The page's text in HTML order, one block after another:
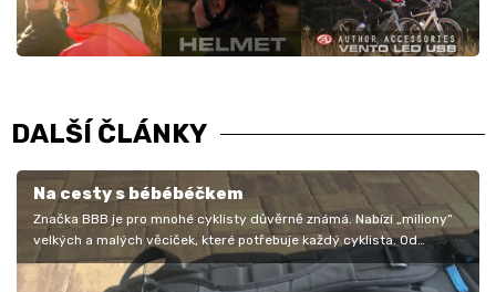
DALŠÍ ČLÁNKY
Na cesty s bébébéčkem
Značka BBB je pro mnohé cyklisty důvěrně známá. Nabízí „miliony“
velkých a malých věciček, které potřebuje každý cyklista. Od
oblečení přes…